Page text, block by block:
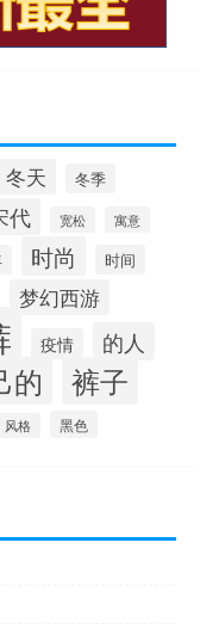
冬天 冬季
代 宽松 寓意
时尚 时间
梦幻西游
疫情 的人
的 裤子
风格 黑色